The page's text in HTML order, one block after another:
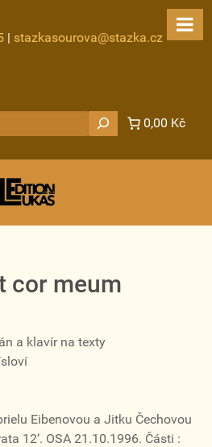
| stazkasourova@stazka.cz
0,00 Kč
cor meum
a klavír na texty
Eibenovou a Jitku Čechovou
12‘. OSA 21.10.1996. Části :